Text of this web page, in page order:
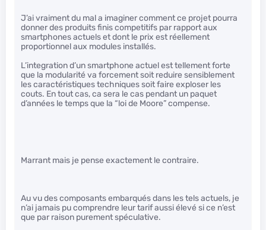
J’ai vraiment du mal a imaginer comment ce projet pourra
donner des produits finis competitifs par rapport aux
smartphones actuels et dont le prix est réellement
proportionnel aux modules installés.
L’integration d’un smartphone actuel est tellement forte
que la modularité va forcement soit reduire sensiblement
les caractéristiques techniques soit faire exploser les
couts. En tout cas, ca sera le cas pendant un paquet
d’années le temps que la “loi de Moore” compense.
Marrant mais je pense exactement le contraire.
Au vu des composants embarqués dans les tels actuels, je
n’ai jamais pu comprendre leur tarif aussi élevé si ce n’est
que par raison purement spéculative.